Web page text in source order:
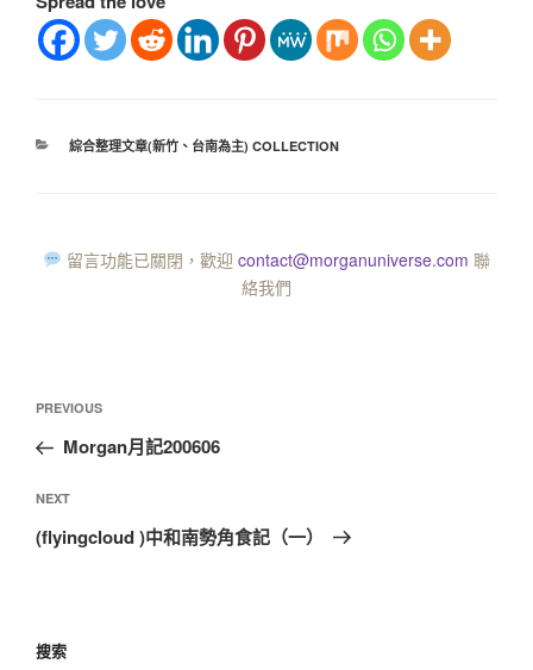
綜合整理文章(新竹、台南為主) COLLECTION
留言功能已關閉，歡迎 contact@morganuniverse.com 聯
絡我們
PREVIOUS
Morgan月記200606
NEXT
(flyingcloud )中和南勢角食記（一）
搜索